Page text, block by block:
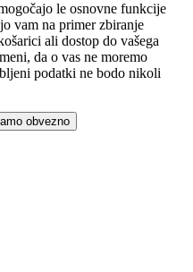
le osnovne funkcije
vam na primer zbiranje
ali dostop do vašega
da o vas ne moremo
podatki ne bodo nikoli
obvezno